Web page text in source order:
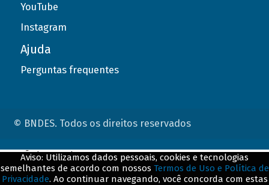
YouTube
Instagram
Ajuda
Perguntas frequentes
© BNDES. Todos os direitos reservados
Aviso: Utilizamos dados pessoais, cookies e tecnologias
semelhantes de acordo com nossos Termos de Uso e Política de
Privacidade. Ao continuar navegando, você concorda com estas
ConteÃºdo complementar
${title}${badge}